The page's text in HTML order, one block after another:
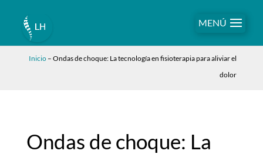
MENÚ
Inicio –Ondas de choque: La tecnología en fisioterapia para aliviar el
dolor
Ondas de choque: La